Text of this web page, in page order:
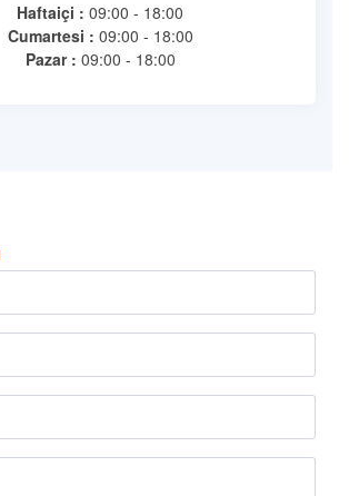
Haftaiçi : 09:00 - 18:00
Cumartesi : 09:00 - 18:00
Pazar : 09:00 - 18:00